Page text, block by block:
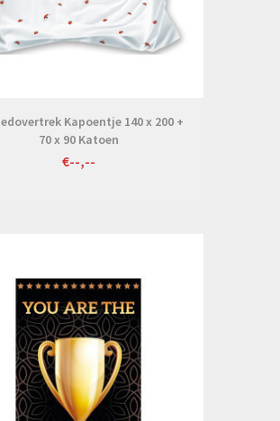
Kapoentje 140 x 200 +
70 x 90 Katoen
€--,--